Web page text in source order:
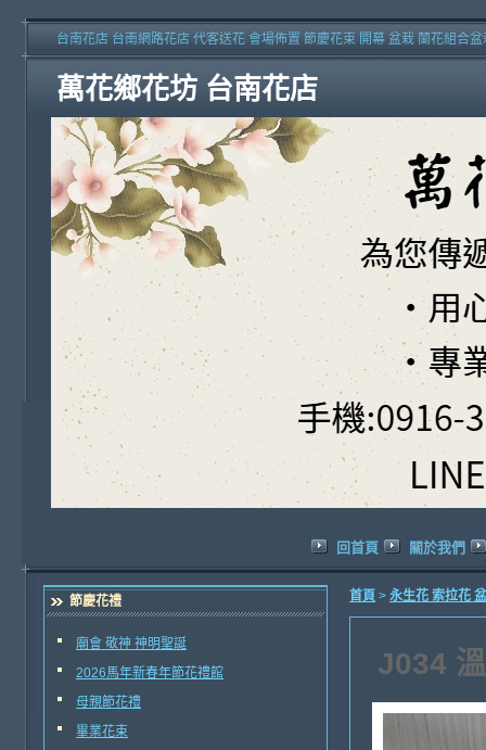
萬花鄉花坊 台南花店
台南花店 台南網路花店 代客送花 會場佈置 節慶花束 開幕 盆栽 蘭花組合
回首頁 關於我們
節慶花禮
廟會 敬神 神明聖誕
2026馬年新春年節花禮館
母親節花禮
畢業花束
首頁 > 永生花 索拉花
J034